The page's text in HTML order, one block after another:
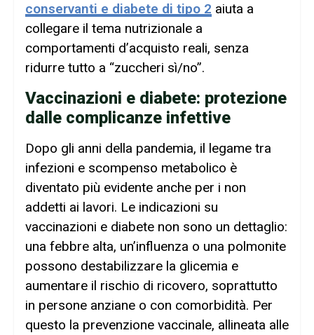
conservanti e diabete di tipo 2 aiuta a
collegare il tema nutrizionale a
comportamenti d’acquisto reali, senza
ridurre tutto a “zuccheri sì/no”.
Vaccinazioni e diabete: protezione
dalle complicanze infettive
Dopo gli anni della pandemia, il legame tra
infezioni e scompenso metabolico è
diventato più evidente anche per i non
addetti ai lavori. Le indicazioni su
vaccinazioni e diabete non sono un dettaglio:
una febbre alta, un’influenza o una polmonite
possono destabilizzare la glicemia e
aumentare il rischio di ricovero, soprattutto
in persone anziane o con comorbidità. Per
questo la prevenzione vaccinale, allineata alle